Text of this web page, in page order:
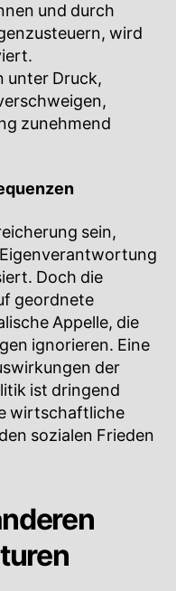
und durch
wird
unter Druck,
zunehmend
sein,
Doch die
geordnete
Appelle, die
ignorieren. Eine
der
ist dringend
wirtschaftliche
sozialen Frieden